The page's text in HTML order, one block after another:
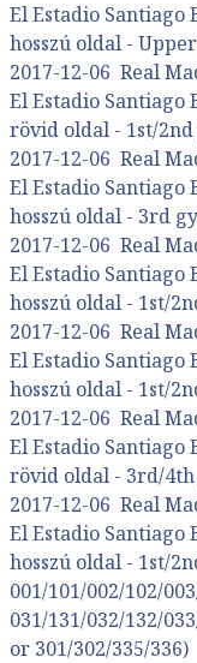
El Estadio
hosszú oldal -
2017-12-06 Real
El Estadio
rövid oldal - 1st/
2017-12-06 Real
El Estadio
hosszú oldal - 3rd
2017-12-06 Real
El Estadio
hosszú oldal - 1st/
2017-12-06 Real
El Estadio
hosszú oldal - 1st/
2017-12-06 Real
El Estadio
rövid oldal - 3rd/
2017-12-06 Real
El Estadio
hosszú oldal - 1st/
001/101/002/102/
031/131/032/132/
or 301/302/335/336)